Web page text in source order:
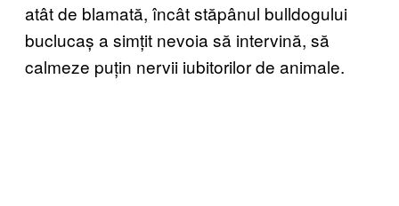
atât de blamată, încât stăpânul bulldogului
buclucaș a simțit nevoia să intervină, să
calmeze puțin nervii iubitorilor de animale.